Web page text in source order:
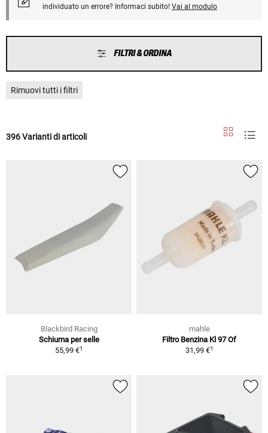
individuato un errore? Informaci subito! Vai al modulo
FILTRI & ORDINA
Rimuovi tutti i filtri
396 Varianti di articoli
Blackbird Racing
Schiuma per selle
55,99 €1
mahle
Filtro Benzina Kl 97 Of
31,99 €1